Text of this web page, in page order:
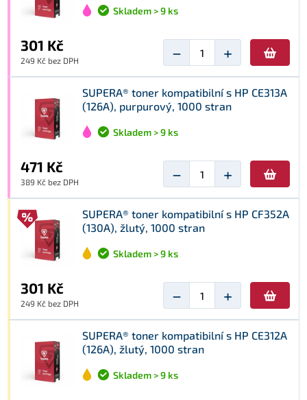
Skladem > 9 ks
301 Kč
249 Kč bez DPH − +
SUPERA® toner kompatibilní s HP CE313A
(126A), purpurový, 1000 stran
Skladem > 9 ks
471 Kč
389 Kč bez DPH − +
SUPERA® toner kompatibilní s HP CF352A
(130A), žlutý, 1000 stran
Skladem > 9 ks
301 Kč
249 Kč bez DPH − +
SUPERA® toner kompatibilní s HP CE312A
(126A), žlutý, 1000 stran
Skladem > 9 ks